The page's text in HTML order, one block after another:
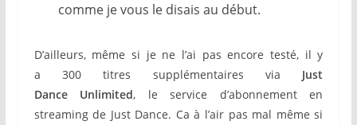
comme je vous le disais au début.
D’ailleurs, même si je ne l’ai pas encore testé, il y
a 300 titres supplémentaires via Just
Dance Unlimited, le service d’abonnement en
streaming de Just Dance. Ca à l’air pas mal même si